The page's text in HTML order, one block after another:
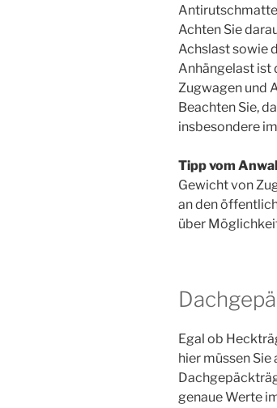
Achten Sie
Achslast sowie
Anhängelast ist
Zugwagen und
Beachten Sie,
insbesondere
Tipp vom
Gewicht von
an den
über
Egal ob
hier müssen
genaue Werte